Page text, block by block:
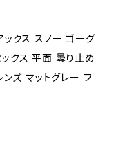
クス スノー ゴーグ
クス 平面 曇り止め
ズ マットグレー フ